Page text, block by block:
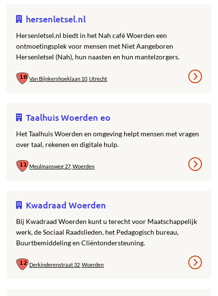
hersenletsel.nl
Hersenletsel.nl biedt in het Nah café Woerden een
ontmoetingsplek voor mensen met Niet Aangeboren
Hersenletsel (Nah), hun naasten en hun mantelzorgers.
Van Bijnkershoeklaan 10, Utrecht
Taalhuis Woerden eo
Het Taalhuis Woerden en omgeving helpt mensen met vragen
over taal, rekenen en digitale hulp.
Meulmansweg 27, Woerden
Kwadraad Woerden
Bij Kwadraad Woerden kunt u terecht voor Maatschappelijk
werk, de Sociaal Raadslieden, het Pedagogisch bureau,
Buurtbemiddeling en Cliëntondersteuning.
Derkinderenstraat 32, Woerden